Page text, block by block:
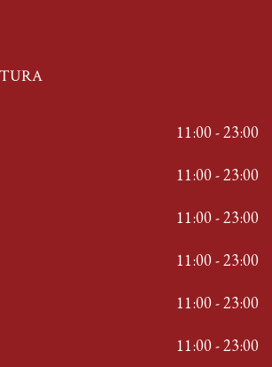
11:00 - 23:00
11:00 - 23:00
11:00 - 23:00
11:00 - 23:00
11:00 - 23:00
11:00 - 23:00